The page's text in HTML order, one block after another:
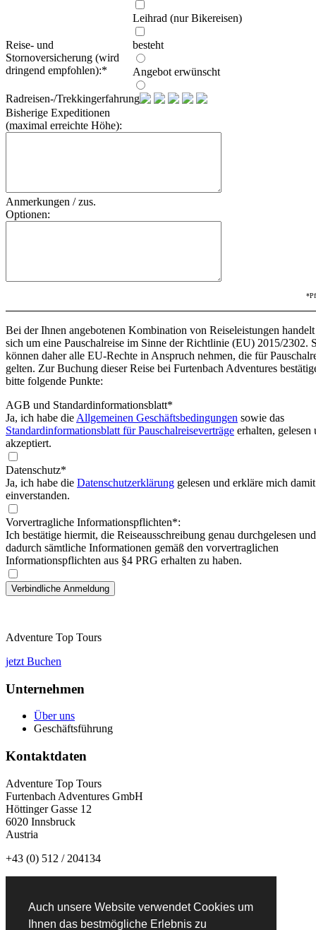
Auch unsere Website verwendet Cookies um
Ihnen das bestmögliche Erlebnis zu
Leihrad (nur Bikereisen)
Reise- und
Stornoversicherung (wird
dringend empfohlen):*
besteht
Angebot erwünscht
Radreisen-/Trekkingerfahrung:
Bisherige Expeditionen
(maximal erreichte Höhe):
Anmerkungen / zus.
Optionen:
Bei der Ihnen angebotenen Kombination von Reiseleistungen handelt
sich um eine Pauschalreise im Sinne der Richtlinie (EU) 2015/2302.
können daher alle EU-Rechte in Anspruch nehmen, die für
gelten. Zur Buchung dieser Reise bei Furtenbach Adventures
bitte folgende Punkte:
AGB und Standardinformationsblatt*
Ja, ich habe die Allgemeinen Geschäftsbedingungen sowie das
Standardinformationsblatt für Pauschalreiseverträge erhalten, gelesen
akzeptiert.
Datenschutz*
Ja, ich habe die Datenschutzerklärung gelesen und erkläre mich damit
einverstanden.
Vorvertragliche Informationspflichten*:
Ich bestätige hiermit, die Reiseausschreibung genau durchgelesen und
dadurch sämtliche Informationen gemäß den vorvertraglichen
Informationspflichten aus §4 PRG erhalten zu haben.
Adventure Top Tours
jetzt Buchen
Unternehmen
Über uns
Geschäftsführung
Kontaktdaten
Adventure Top Tours
Furtenbach Adventures GmbH
Höttinger Gasse 12
6020 Innsbruck
Austria
+43 (0) 512 / 204134
Newsletteranmeldung: